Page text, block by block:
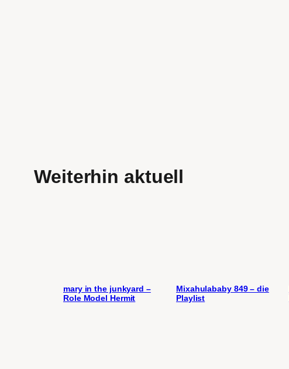
Weiterhin aktuell
mary in the junkyard –
Role Model Hermit
Mixahulababy 849 – die
Playlist